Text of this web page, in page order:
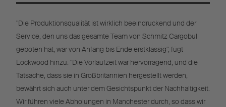
"Die Produktionsqualität ist wirklich beeindruckend und der
Service, den uns das gesamte Team von Schmitz Cargobull
geboten hat, war von Anfang bis Ende erstklassig", fügt
Lockwood hinzu. "Die Vorlaufzeit war hervorragend, und die
Tatsache, dass sie in Großbritannien hergestellt werden,
bewährt sich auch unter dem Gesichtspunkt der Nachhaltigkeit.
Wir führen viele Abholungen in Manchester durch, so dass wir